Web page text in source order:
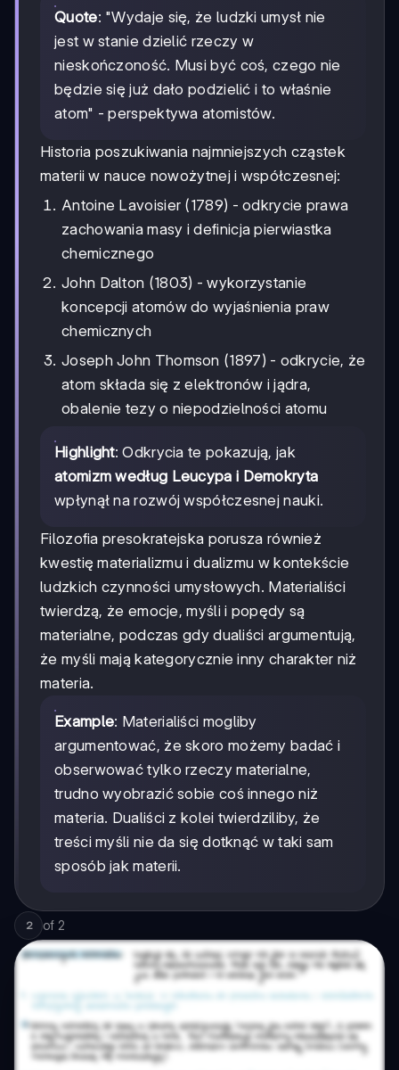
Quote: "Wydaje się, że ludzki umysł nie
jest w stanie dzielić rzeczy w
nieskończoność. Musi być coś, czego nie
będzie się już dało podzielić i to właśnie
atom" - perspektywa atomistów.
Historia poszukiwania najmniejszych cząstek
materii w nauce nowożytnej i współczesnej:
Antoine Lavoisier (1789) - odkrycie prawa
zachowania masy i definicja pierwiastka
chemicznego
John Dalton (1803) - wykorzystanie
koncepcji atomów do wyjaśnienia praw
chemicznych
Joseph John Thomson (1897) - odkrycie, że
atom składa się z elektronów i jądra,
obalenie tezy o niepodzielności atomu
Highlight: Odkrycia te pokazują, jak
atomizm według Leucypa i Demokryta
wpłynął na rozwój współczesnej nauki.
Filozofia presokratejska porusza również
kwestię materializmu i dualizmu w kontekście
ludzkich czynności umysłowych. Materialiści
twierdzą, że emocje, myśli i popędy są
materialne, podczas gdy dualiści argumentują,
że myśli mają kategorycznie inny charakter niż
materia.
Example: Materialiści mogliby
argumentować, że skoro możemy badać i
obserwować tylko rzeczy materialne,
trudno wyobrazić sobie coś innego niż
materia. Dualiści z kolei twierdziliby, że
treści myśli nie da się dotknąć w taki sam
sposób jak materii.
2 of 2